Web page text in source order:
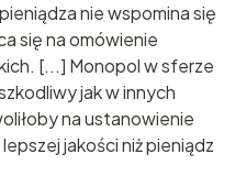
nie wspomina się
się na omówienie
[...] Monopol w sferze
jak w innych
na ustanowienie
jakości niż pieniądz